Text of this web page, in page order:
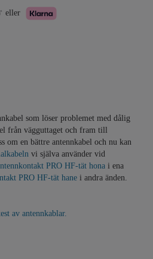
eller
som löser problemet med dålig
från vägguttaget och fram till
om en bättre antennkabel och nu kan
vi själva använder vid
PRO HF-tät hona i ena
PRO HF-tät hane i andra änden.
av antennkablar.